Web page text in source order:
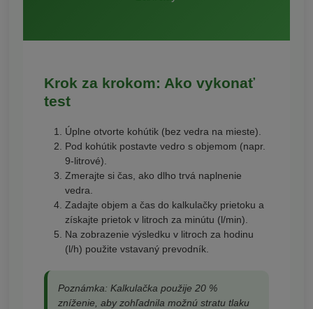
Krok za krokom: Ako vykonať
test
Úplne otvorte kohútik (bez vedra na mieste).
Pod kohútik postavte vedro s objemom (napr.
9-litrové).
Zmerajte si čas, ako dlho trvá naplnenie
vedra.
Zadajte objem a čas do kalkulačky prietoku a
získajte prietok v litroch za minútu (l/min).
Na zobrazenie výsledku v litroch za hodinu
(l/h) použite vstavaný prevodník.
Poznámka: Kalkulačka použije 20 %
zníženie, aby zohľadnila možnú stratu tlaku